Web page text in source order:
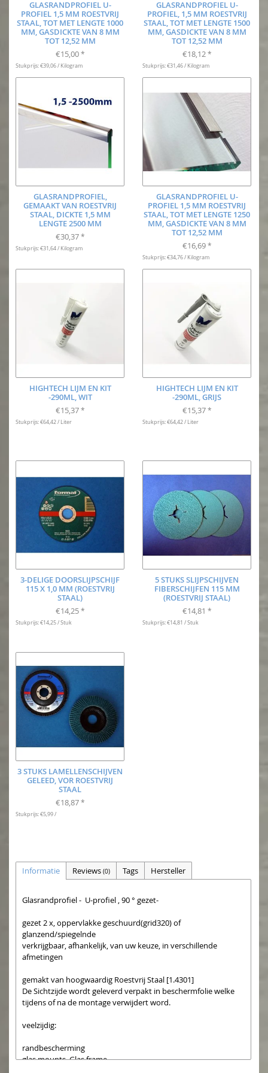
GLASRANDPROFIEL U-
PROFIEL 1,5 MM ROESTVRIJ
STAAL, TOT MET LENGTE 1000
MM, GASDICKTE VAN 8 MM
TOT 12,52 MM
€15,00 *
Stukprijs: €39,06 / Kilogram
GLASRANDPROFIEL U-
PROFIEL, 1,5 MM ROESTVRIJ
STAAL, TOT MET LENGTE 1500
MM, GASDICKTE VAN 8 MM
TOT 12,52 MM
€18,12 *
Stukprijs: €31,46 / Kilogram
GLASRANDPROFIEL,
GEMAAKT VAN ROESTVRIJ
STAAL, DICKTE 1,5 MM
LENGTE 2500 MM
€30,37 *
Stukprijs: €31,64 / Kilogram
GLASRANDPROFIEL U-
PROFIEL 1,5 MM ROESTVRIJ
STAAL, TOT MET LENGTE 1250
MM, GASDICKTE VAN 8 MM
TOT 12,52 MM
€16,69 *
Stukprijs: €34,76 / Kilogram
HIGHTECH LIJM EN KIT
-290ML, WIT
€15,37 *
Stukprijs: €64,42 / Liter
HIGHTECH LIJM EN KIT
-290ML, GRIJS
€15,37 *
Stukprijs: €64,42 / Liter
3-DELIGE DOORSLIJPSCHIJF
115 X 1,0 MM (ROESTVRIJ
STAAL)
€14,25 *
Stukprijs: €14,25 / Stuk
5 STUKS SLIJPSCHIJVEN
FIBERSCHIJFEN 115 MM
(ROESTVRIJ STAAL)
€14,81 *
Stukprijs: €14,81 / Stuk
3 STUKS LAMELLENSCHIJVEN
GELEED, VOR ROESTVRIJ
STAAL
€18,87 *
Stukprijs: €5,99 /
Informatie Reviews (0) Tags Hersteller
Glasrandprofiel - U-profiel , 90 ° gezet-
gezet 2 x, oppervlakke geschuurd(grid320) of
glanzend/spiegelnde
verkrijgbaar, afhankelijk, van uw keuze, in verschillende
afmetingen
gemakt van hoogwaardig Roestvrij Staal [1.4301]
De Sichtzijde wordt geleverd verpakt in beschermfolie welke
tijdens of na de montage verwijdert word.
veelzijdig:
randbescherming
glas mounts. Glas frame